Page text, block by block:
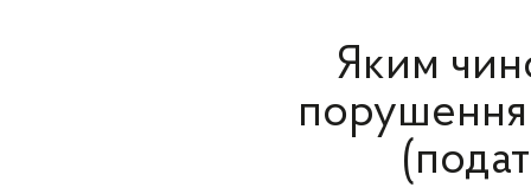
Яким
порушення